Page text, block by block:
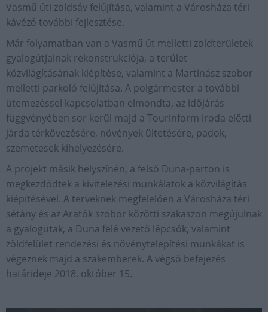
Vasmű úti zöldsáv felújítása, valamint a Városháza téri
kávézó további fejlesztése.
Már folyamatban van a Vasmű út melletti zöldterületek
gyalogútjainak rekonstrukciója, a terület
közvilágításának kiépítése, valamint a Martinász szobor
melletti parkoló felújítása. A polgármester a további
ütemezéssel kapcsolatban elmondta, az időjárás
függvényében sor kerül majd a Tourinform iroda előtti
járda térkövezésére, növények ültetésére, padok,
szemetesek kihelyezésére.
A projekt másik helyszínén, a felső Duna-parton is
megkezdődtek a kivitelezési munkálatok a közvilágítás
kiépítésével. A terveknek megfelelően a Városháza téri
sétány és az Aratók szobor közötti szakaszon megújulnak
a gyalogutak, a Duna felé vezető lépcsők, valamint
zöldfelület rendezési és növénytelepítési munkákat is
végeznek majd a szakemberek. A végső befejezés
határideje 2018. október 15.